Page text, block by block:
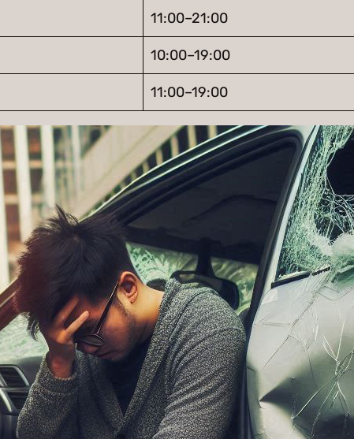
11:00–21:00
10:00–19:00
11:00–19:00